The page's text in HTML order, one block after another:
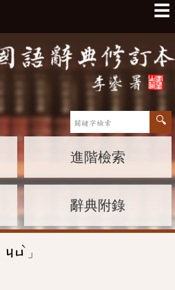
☰
進階檢索
辭典附錄
ㄐㄩ
ˋ
」